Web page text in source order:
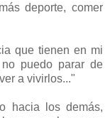
deporte, comer
que tienen en mi
puedo parar de
a vivirlos..."
hacia los demás,